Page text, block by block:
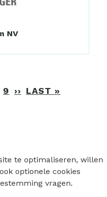
NV
9 ›› VOLGENDE
LAST »
te optimaliseren, willen
optionele cookies
vragen.